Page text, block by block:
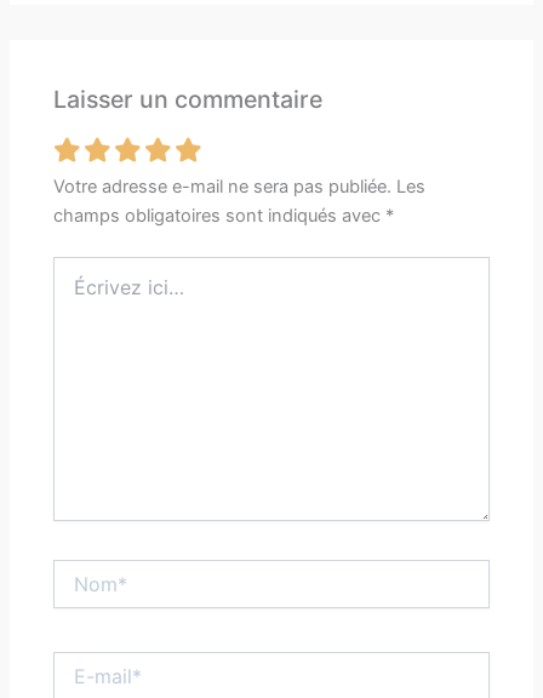
Laisser un commentaire
Votre adresse e-mail ne sera pas publiée. Les
champs obligatoires sont indiqués avec *
ici…
mail*